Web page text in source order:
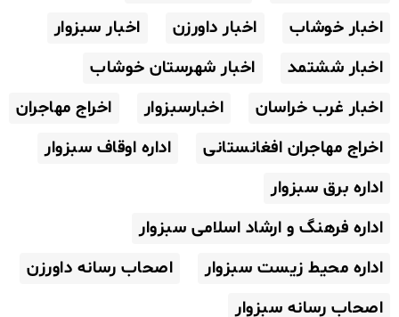
اخبار خوشاب
اخبار داورزن
اخبار سبزوار
اخبار ششتمد
اخبار شهرستان خوشاب
اخبار غرب خراسان
اخبارسبزوار
اخراج مهاجران
اخراج مهاجران افغانستانی
اداره اوقاف سبزوار
اداره برق سبزوار
اداره فرهنگ و ارشاد اسلامی سبزوار
اداره محیط زیست سبزوار
اصحاب رسانه داورزن
اصحاب رسانه سبزوار